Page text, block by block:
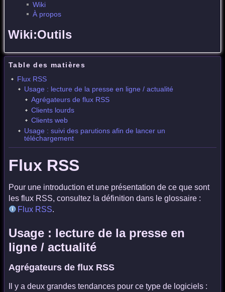
Wiki
À propos
Wiki:Outils
Table des matières
Flux RSS
Usage : lecture de la presse en ligne / actualité
Agrégateurs de flux RSS
Clients lourds
Clients web
Usage : suivi des parutions afin de lancer un
téléchargement
Flux RSS
Pour une introduction et une présentation de ce que sont
les flux RSS, consultez la définition dans le glossaire :
Flux RSS.
Usage : lecture de la presse en
ligne / actualité
Agrégateurs de flux RSS
Il y a deux grandes tendances pour ce type de logiciels :